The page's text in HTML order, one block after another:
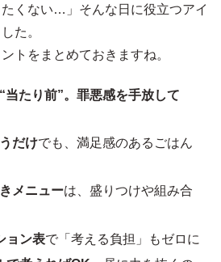
くない…」そんな日に役立つアイ
た。
トをまとめておきますね。
当たり前”。罪悪感を手放して
だけでも、満足感のあるごはん
メニューは、盛りつけや組み合
ョン表で「考える負担」もゼロに